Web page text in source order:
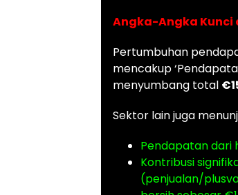
Angka-Angka Kunci
Pertumbuhan
mencakup
menyumbang total
Sektor lain juga
Pendapatan dari
Kontribusi
(penjualan/